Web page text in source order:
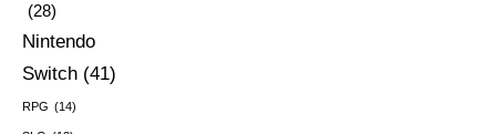
(28)
Nintendo
Switch (41)
RPG (14)